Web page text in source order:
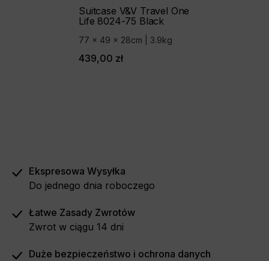
Suitcase V&V Travel One
Life 8024-75 Black
77 x 49 x 28cm | 3.9kg
439,00 zł
Ekspresowa Wysyłka
Do jednego dnia roboczego
Łatwe Zasady Zwrotów
Zwrot w ciągu 14 dni
Duże bezpieczeństwo i ochrona danych